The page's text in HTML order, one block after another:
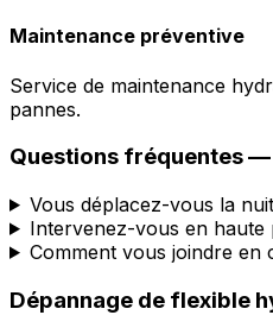
Maintenance préventive
Service de maintenance
pannes.
Questions fréquentes —
Vous déplacez-vous la
Intervenez-vous en haute
Comment vous joindre en
Dépannage de flexible